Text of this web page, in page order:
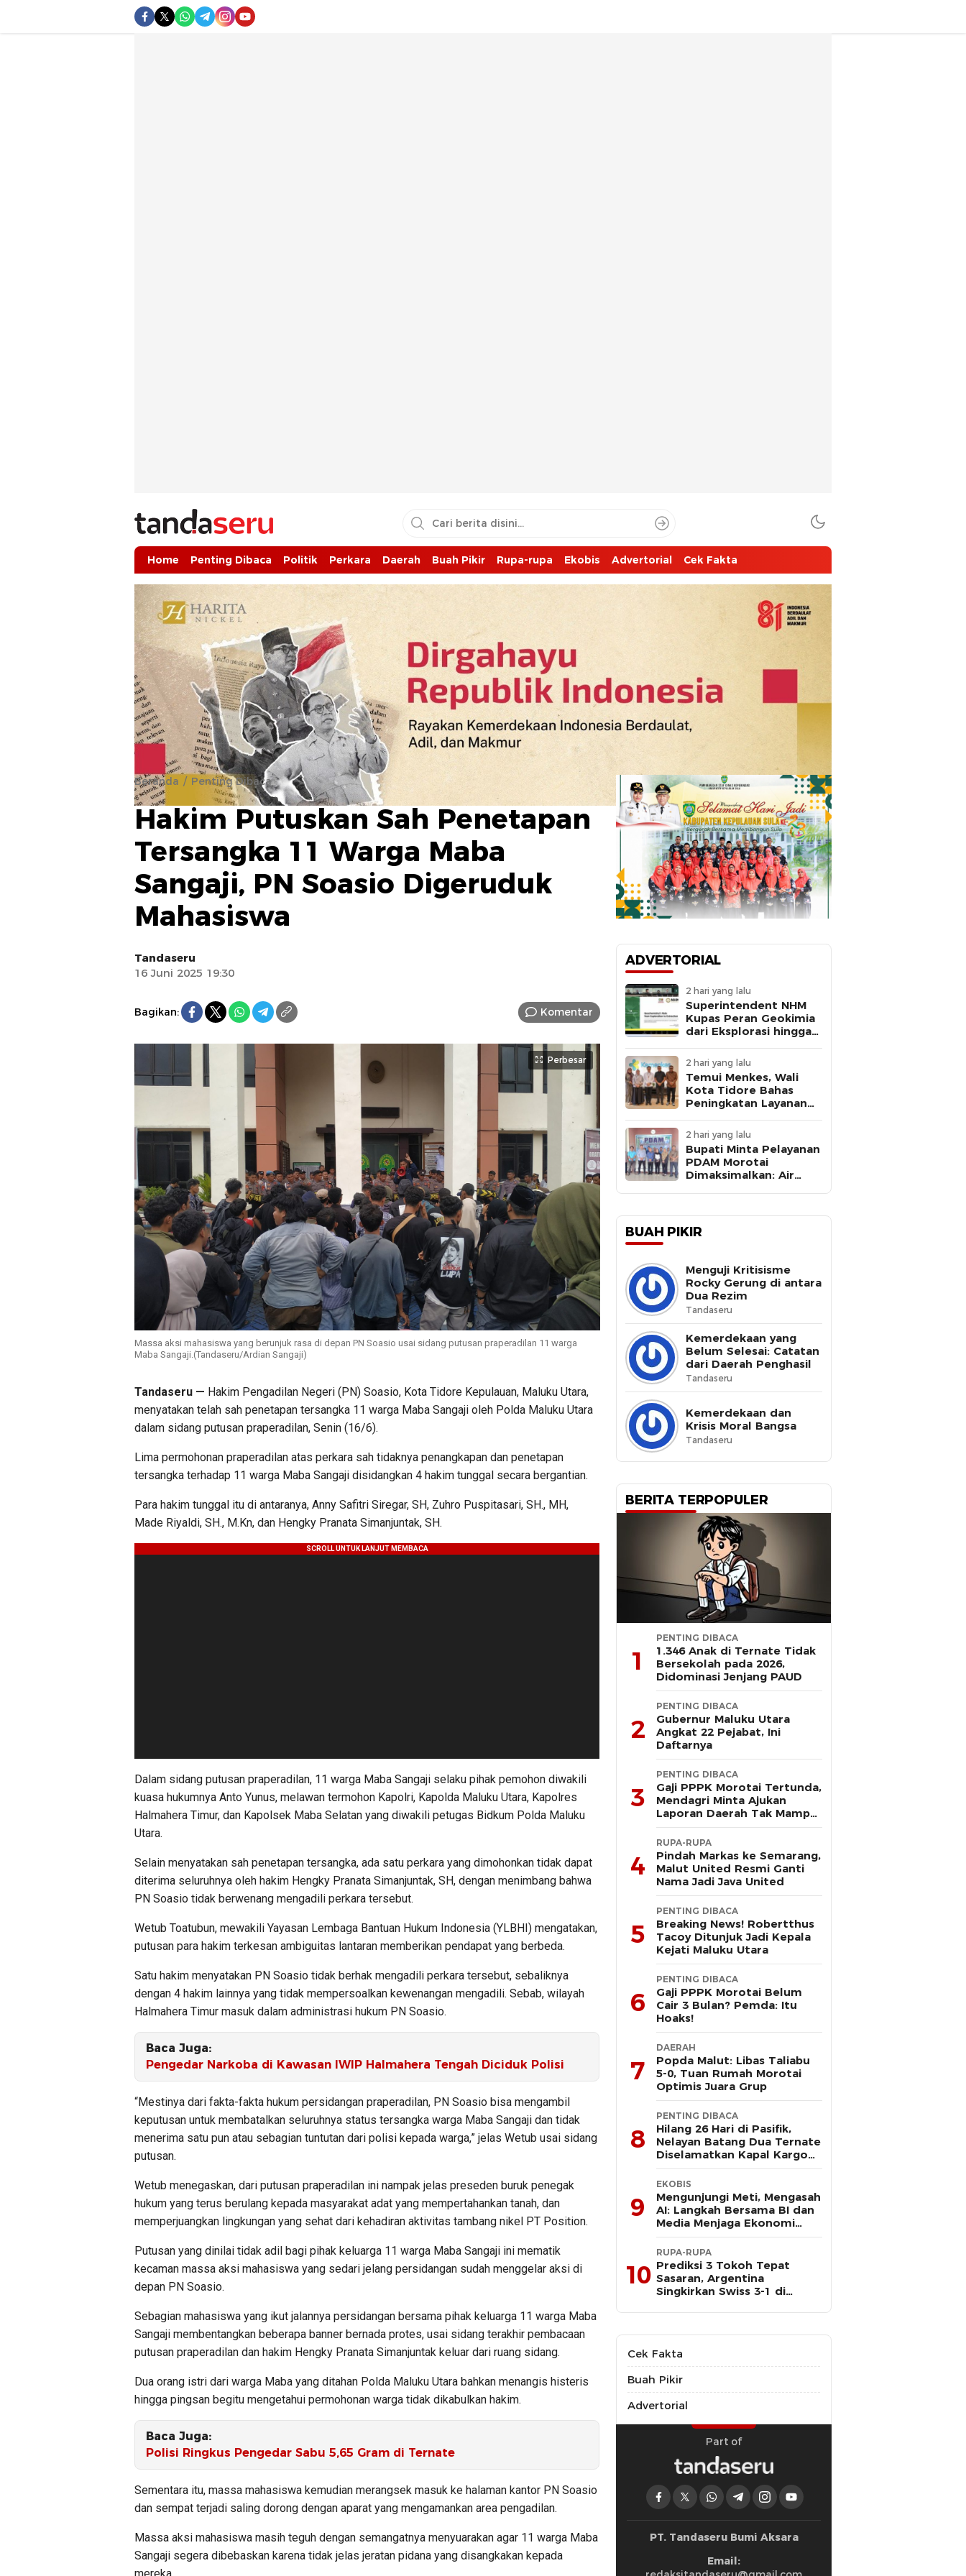
tandaseru.com | Penting Dibaca
tandaseru.com
Home Penting Dibaca Politik Perkara Daerah Buah Pikir Rupa-rupa Ekobis Advertorial Cek Fakta
Beranda Penting Dibaca
Hakim Putuskan Sah Penetapan
Tersangka 11 Warga Maba
Sangaji, PN Soasio Digeruduk
Mahasiswa
Tandaseru
16 Juni 2025 19:30
Bagikan: Komentar
Perbesar
Massa aksi mahasiswa yang berunjuk rasa di depan PN Soasio usai sidang putusan praperadilan 11 warga
Maba Sangaji.(Tandaseru/Ardian Sangaji)
Tandaseru — Hakim Pengadilan Negeri (PN) Soasio, Kota Tidore Kepulauan, Maluku Utara,
menyatakan telah sah penetapan tersangka 11 warga Maba Sangaji oleh Polda Maluku Utara
dalam sidang putusan praperadilan, Senin (16/6).
Lima permohonan praperadilan atas perkara sah tidaknya penangkapan dan penetapan
tersangka terhadap 11 warga Maba Sangaji disidangkan 4 hakim tunggal secara bergantian.
Para hakim tunggal itu di antaranya, Anny Safitri Siregar, SH, Zuhro Puspitasari, SH., MH,
Made Riyaldi, SH., M.Kn, dan Hengky Pranata Simanjuntak, SH.
Dalam sidang putusan praperadilan, 11 warga Maba Sangaji selaku pihak pemohon diwakili
kuasa hukumnya Anto Yunus, melawan termohon Kapolri, Kapolda Maluku Utara, Kapolres
Halmahera Timur, dan Kapolsek Maba Selatan yang diwakili petugas Bidkum Polda Maluku
Utara.
Selain menyatakan sah penetapan tersangka, ada satu perkara yang dimohonkan tidak dapat
diterima seluruhnya oleh hakim Hengky Pranata Simanjuntak, SH, dengan menimbang bahwa
PN Soasio tidak berwenang mengadili perkara tersebut.
Wetub Toatubun, mewakili Yayasan Lembaga Bantuan Hukum Indonesia (YLBHI) mengatakan,
putusan para hakim terkesan ambiguitas lantaran memberikan pendapat yang berbeda.
Satu hakim menyatakan PN Soasio tidak berhak mengadili perkara tersebut, sebaliknya
dengan 4 hakim lainnya yang tidak mempersoalkan kewenangan mengadili. Sebab, wilayah
Halmahera Timur masuk dalam administrasi hukum PN Soasio.
Baca Juga:
Pengedar Narkoba di Kawasan IWIP Halmahera Tengah Diciduk Polisi
“Mestinya dari fakta-fakta hukum persidangan praperadilan, PN Soasio bisa mengambil
keputusan untuk membatalkan seluruhnya status tersangka warga Maba Sangaji dan tidak
menerima satu pun atau sebagian tuntutan dari polisi kepada warga,” jelas Wetub usai sidang
putusan.
Wetub menegaskan, dari putusan praperadilan ini nampak jelas preseden buruk penegak
hukum yang terus berulang kepada masyarakat adat yang mempertahankan tanah, dan
memperjuangkan lingkungan yang sehat dari kehadiran aktivitas tambang nikel PT Position.
Putusan yang dinilai tidak adil bagi pihak keluarga 11 warga Maba Sangaji ini mematik
kecaman massa aksi mahasiswa yang sedari jelang persidangan sudah menggelar aksi di
depan PN Soasio.
Sebagian mahasiswa yang ikut jalannya persidangan bersama pihak keluarga 11 warga Maba
Sangaji membentangkan beberapa banner bernada protes, usai sidang terakhir pembacaan
putusan praperadilan dan hakim Hengky Pranata Simanjuntak keluar dari ruang sidang.
Dua orang istri dari warga Maba yang ditahan Polda Maluku Utara bahkan menangis histeris
hingga pingsan begitu mengetahui permohonan warga tidak dikabulkan hakim.
Baca Juga:
Polisi Ringkus Pengedar Sabu 5,65 Gram di Ternate
Sementara itu, massa mahasiswa kemudian merangsek masuk ke halaman kantor PN Soasio
dan sempat terjadi saling dorong dengan aparat yang mengamankan area pengadilan.
Massa aksi mahasiswa masih teguh dengan semangatnya menyuarakan agar 11 warga Maba
Sangaji segera dibebaskan karena tidak jelas jeratan pidana yang disangkakan kepada
mereka.
ADVERTORIAL
2 hari yang lalu
Superintendent NHM
Kupas Peran Geokimia
dari Eksplorasi hingga
Webinar MGEI-SC UNG
2 hari yang lalu
Temui Menkes, Wali
Kota Tidore Bahas
Peningkatan Layanan
2 hari yang lalu
Bupati Minta Pelayanan
PDAM Morotai
Dimaksimalkan: Air
BUAH PIKIR
Menguji Kritisisme
Rocky Gerung di antara
Dua Rezim
Tandaseru
Kemerdekaan yang
Belum Selesai: Catatan
dari Daerah Penghasil
Tandaseru
Kemerdekaan dan
Krisis Moral Bangsa
Tandaseru
BERITA TERPOPULER
1
PENTING DIBACA
1.346 Anak di Ternate Tidak
Bersekolah pada 2026,
Didominasi Jenjang PAUD
2
PENTING DIBACA
Gubernur Maluku Utara
Angkat 22 Pejabat, Ini
Daftarnya
3
PENTING DIBACA
Gaji PPPK Morotai Tertunda,
Mendagri Minta Ajukan
Laporan Daerah Tak Mampu
Bayar Pegawai
4
RUPA-RUPA
Pindah Markas ke Semarang,
Malut United Resmi Ganti
Nama Jadi Java United
5
PENTING DIBACA
Breaking News! Robertthus
Tacoy Ditunjuk Jadi Kepala
Kejati Maluku Utara
6
PENTING DIBACA
Gaji PPPK Morotai Belum
Cair 3 Bulan? Pemda: Itu
Hoaks!
7
DAERAH
Popda Malut: Libas Taliabu
5-0, Tuan Rumah Morotai
Optimis Juara Grup
8
PENTING DIBACA
Hilang 26 Hari di Pasifik,
Nelayan Batang Dua Ternate
Diselamatkan Kapal Kargo
Prancis
9
EKOBIS
Mengunjungi Meti, Mengasah
AI: Langkah Bersama BI dan
Media Menjaga Ekonomi
Maluku Utara
10
RUPA-RUPA
Prediksi 3 Tokoh Tepat
Sasaran, Argentina
Singkirkan Swiss 3-1 di
Cek Fakta
Buah Pikir
Advertorial
Part of
PT. Tandaseru Bumi Aksara
Email: